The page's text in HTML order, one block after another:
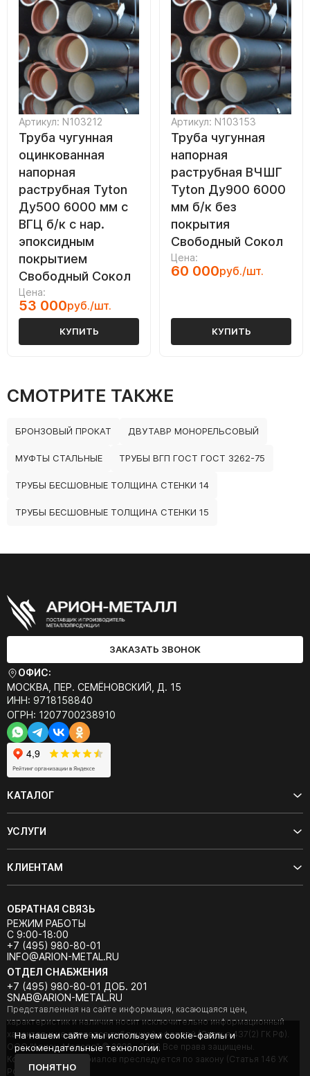
Артикул: N103212
Труба чугунная
оцинкованная
напорная
раструбная Tyton
Ду500 6000 мм с
ВГЦ б/к с нар.
эпоксидным
покрытием
Свободный Сокол
Цена:
53 000руб./шт.
КУПИТЬ
Артикул: N103153
Труба чугунная
напорная
раструбная ВЧШГ
Tyton Ду900 6000
мм б/к без
покрытия
Свободный Сокол
Цена:
60 000руб./шт.
КУПИТЬ
СМОТРИТЕ ТАКЖЕ
БРОНЗОВЫЙ ПРОКАТ ДВУТАВР МОНОРЕЛЬСОВЫЙ
МУФТЫ СТАЛЬНЫЕ ТРУБЫ ВГП ГОСТ ГОСТ 3262-75
ТРУБЫ БЕСШОВНЫЕ ТОЛЩИНА СТЕНКИ 14
ТРУБЫ БЕСШОВНЫЕ ТОЛЩИНА СТЕНКИ 15
ЗАКАЗАТЬ ЗВОНОК
ОФИС:
МОСКВА, ПЕР. СЕМЁНОВСКИЙ, Д. 15
ИНН: 9718158840
ОГРН: 1207700238910
КАТАЛОГ
УСЛУГИ
КЛИЕНТАМ
ОБРАТНАЯ СВЯЗЬ
РЕЖИМ РАБОТЫ
С 9:00-18:00
+7 (495) 980-80-01
INFO@ARION-METAL.RU
ОТДЕЛ СНАБЖЕНИЯ
+7 (495) 980-80-01 ДОБ. 201
SNAB@ARION-METAL.RU
Представленная на сайте информация, касающаяся цен,
характеристик и наличия носит исключительно информационный
характер и не является публичной офертой (Статья 437(2) ГК РФ).
ООО "Арион-Металл" © 2020 - 2026 Все права защищены.
Копирование материалов преследуется по закону (Статья 146 УК
РФ).
На нашем сайте мы используем cookie-файлы и
рекомендательные технологии.
ПОНЯТНО